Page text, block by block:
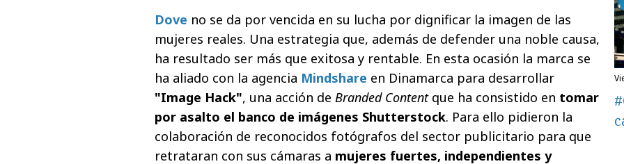
Dove no se da por vencida en su lucha por dignificar la imagen de las
mujeres reales. Una estrategia que, además de defender una noble causa,
ha resultado ser más que exitosa y rentable. En esta ocasión la marca se
ha aliado con la agencia Mindshare en Dinamarca para desarrollar
"Image Hack", una acción de Branded Contentque ha consistido en tomar
por asalto el banco de imágenes Shutterstock. Para ello pidieron la
colaboración de reconocidos fotógrafos del sector publicitario para que
retrataran con sus cámaras a mujeres fuertes, independientes y